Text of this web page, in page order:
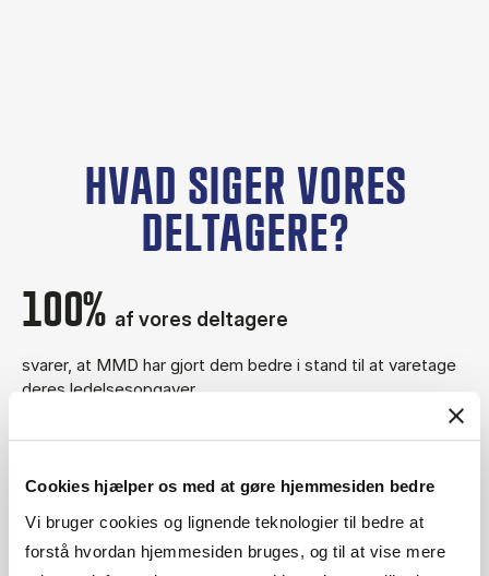
Cookies hjælper os med at gøre hjemmesiden bedre
Vi bruger cookies og lignende teknologier til bedre at
forstå hvordan hjemmesiden bruges, og til at vise mere
HVAD SIGER VORES
DELTAGERE?
100% af vores deltagere
svarer, at MMD har gjort dem bedre i stand til at varetage
deres ledelsesopgaver.
98% af vores deltagere
svarer, at MMD har givet dem viden, færdigheder og